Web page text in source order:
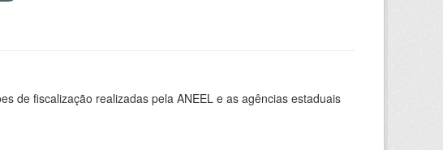
de fiscalização realizadas pela ANEEL e as agências estaduais